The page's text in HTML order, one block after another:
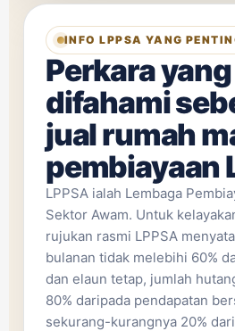
INFO LPPSA YANG
Perkara
difahami
jual rumah
pembiayaan
LPPSA ialah Lembaga
Sektor Awam. Untuk
rujukan rasmi LPPSA
bulanan tidak melebihi 60%
dan elaun tetap, jumlah
80% daripada pendapatan
sekurang-kurangnya 20%